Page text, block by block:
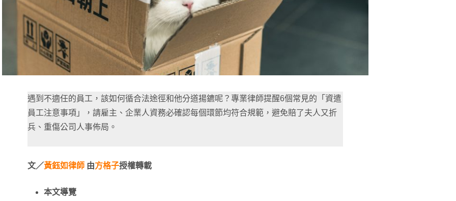
遇到不適任的員工，該如何循合法途徑和他分道揚鑣呢？專業律師提醒6個常見的「資遣
員工注意事項」，請雇主、企業人資務必確認每個環節均符合規範，避免賠了夫人又折
兵、重傷公司人事佈局。
文／黃鈺如律師 由方格子授權轉載
本文導覽